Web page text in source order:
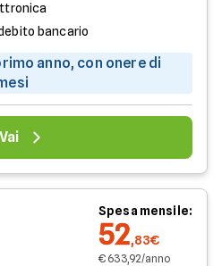
bancario
anno, con onere di
Vai
Spesa mensile:
52,83€
€ 633,92/anno